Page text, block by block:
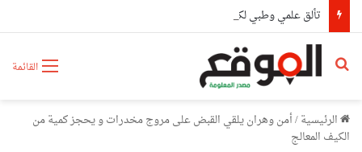
القائمة بحث عن
الرئيسية/أمن وهران يلقي القبض على مروج مخدرات و يحجز كمية من
الكيف المعالج